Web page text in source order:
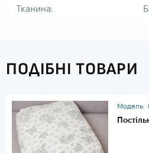
Тканина:
ПОДІБНІ ТОВАРИ
Модель: